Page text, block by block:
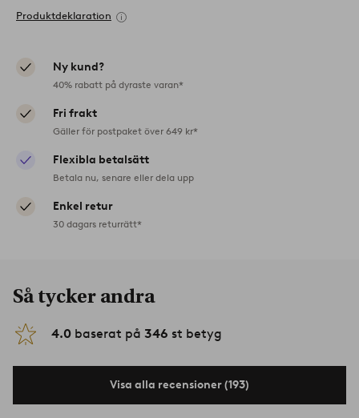
Produktdeklaration
Ny kund?
40% rabatt på dyraste varan*
Fri frakt
Gäller för postpaket över 649 kr*
Flexibla betalsätt
Betala nu, senare eller dela upp
Enkel retur
30 dagars returrätt*
Så tycker andra
4.0 baserat på 346 st betyg
Visa alla recensioner (193)